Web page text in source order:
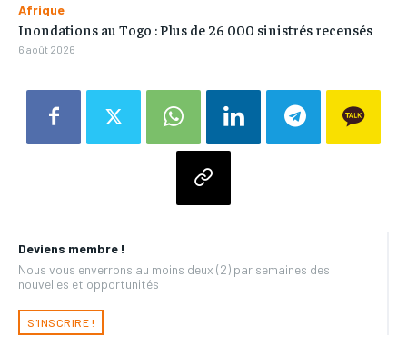
Deviens membre !
Nous vous enverrons au moins deux (2) par semaines des
nouvelles et opportunités
S'INSCRIRE !
Afrique
Inondations au Togo : Plus de 26 000 sinistrés recensés
6 août 2026